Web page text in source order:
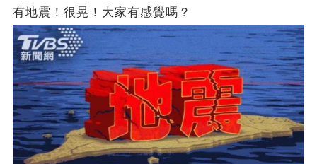
有地震！很晃！大家有感覺嗎？